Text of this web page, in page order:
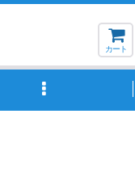
カート